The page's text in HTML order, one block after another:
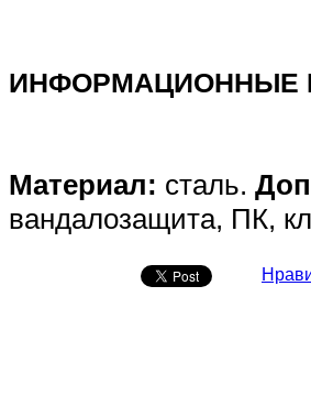
ИНФОРМАЦИОННЫЕ
Материал: сталь.
вандалозащита, ПК,